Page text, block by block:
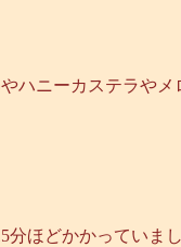
ハニーカステラや
ほどかかっていま